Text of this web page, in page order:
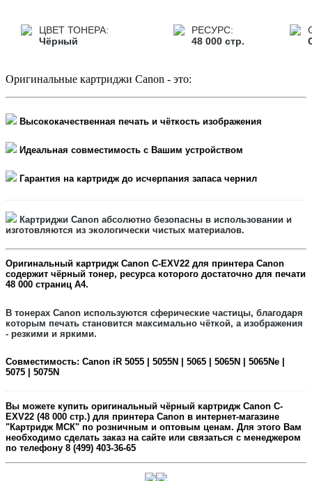
ЦВЕТ ТОНЕРА:
Чёрный
РЕСУРС:
48 000 стр.
Оригинальные картриджи Canon - это:
Высококачественная печать и чёткость изображения
Идеальная совместимость с Вашим устройством
Гарантия на картридж до исчерпания запаса чернил
Картриджи Canon абсолютно безопасны в использовании и
изготовляются из экологически чистых материалов.
Оригинальный картридж Canon C-EXV22 для принтера Canon
содержит чёрный тонер, ресурса которого достаточно для печати
48 000 страниц А4.
В тонерах Canon используются сферические частицы, благодаря
которым печать становится максимально чёткой, а изображения
- резкими и яркими.
Совместимость: Canon iR 5055 | 5055N | 5065 | 5065N | 5065Ne |
5075 | 5075N
Вы можете купить оригинальный чёрный картридж Canon C-
EXV22 (48 000 стр.) для принтера Canon в интернет-магазине
"Картридж МСК" по розничным и оптовым ценам. Для этого Вам
необходимо сделать заказ на сайте или связаться с менеджером
по телефону 8 (499) 403-36-65